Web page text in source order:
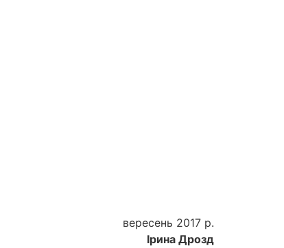
вересень 2017 р.
Ірина Дрозд